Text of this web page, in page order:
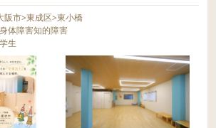
阪市>東成区>東小橋
身体障害知的障害
生